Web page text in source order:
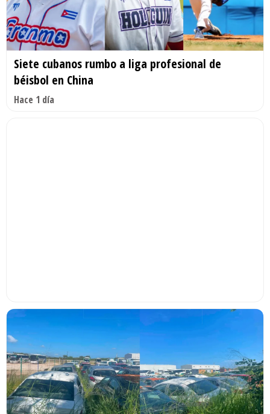
Siete cubanos rumbo a liga profesional de
béisbol en China
Hace 1 día